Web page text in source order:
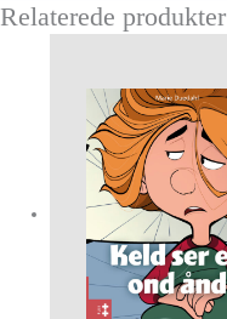
Relaterede produkter